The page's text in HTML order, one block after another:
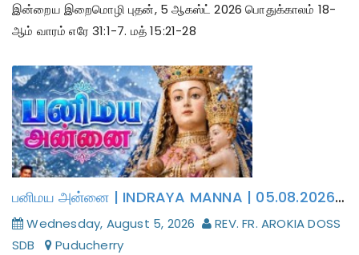
இன்றைய இறைமொழி புதன், 5 ஆகஸ்ட் 2026 பொதுக்காலம் 18-
ஆம் வாரம் எரே 31:1-7. மத் 15:21-28
பனிமய அன்னை | INDRAYA MANNA | 05.08.2026 - WEDNESDAY | REV. FR. AROKIA DOSS SDB | இன்றைய மன்னா / மறையுரை
Wednesday, August 5, 2026
REV. FR. AROKIA DOSS
SDB
Puducherry